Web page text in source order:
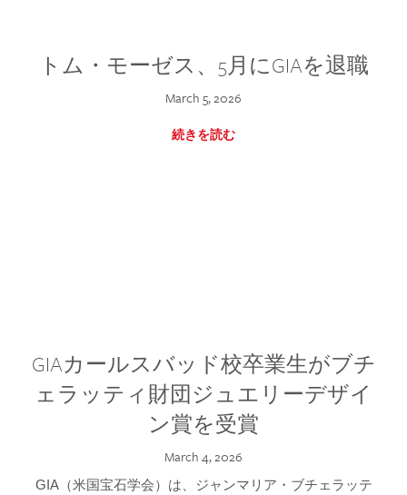
トム・モーゼス、5月にGIAを退職
March 5, 2026
続きを読む
GIAカールスバッド校卒業生がブチ
ェラッティ財団ジュエリーデザイ
ン賞を受賞
March 4, 2026
GIA（米国宝石学会）は、ジャンマリア・ブチェラッテ